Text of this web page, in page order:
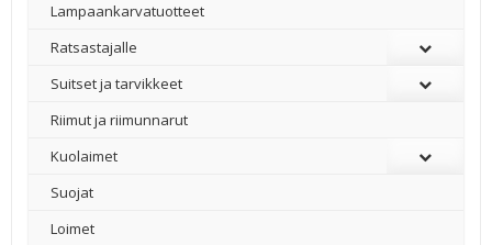
Lampaankarvatuotteet
Ratsastajalle
Suitset ja tarvikkeet
Riimut ja riimunnarut
Kuolaimet
Suojat
Loimet